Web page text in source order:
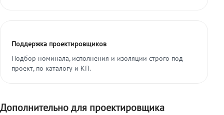
Поддержка проектировщиков
Подбор номинала, исполнения и изоляции строго под
проект, по каталогу и КП.
Дополнительно для проектировщика